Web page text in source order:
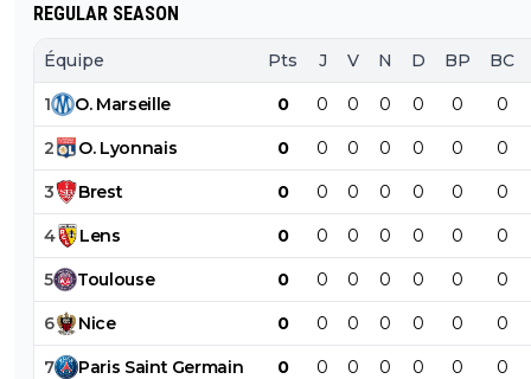
REGULAR SEASON
Équipe Pts J V N D BP BC
1 O. Marseille 0 0 0 0 0 0 0
2 O. Lyonnais 0 0 0 0 0 0 0
3 Brest 0 0 0 0 0 0 0
4 Lens 0 0 0 0 0 0 0
5 Toulouse 0 0 0 0 0 0 0
6 Nice 0 0 0 0 0 0 0
7 Paris Saint Germain 0 0 0 0 0 0 0